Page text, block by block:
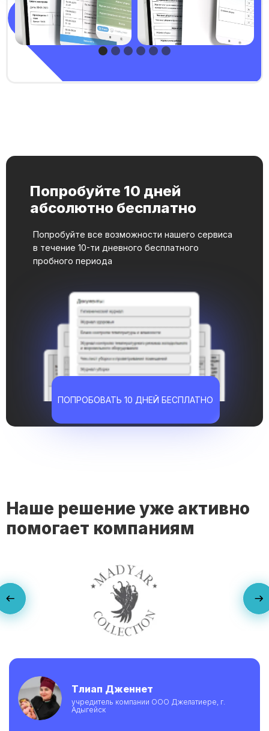
Попробуйте 10 дней
абсолютно бесплатно
Попробуйте все возможности нашего сервиса
в течение 10-ти дневного бесплатного
пробного периода
ПОПРОБОВАТЬ 10 ДНЕЙ БЕСПЛАТНО
Наше решение уже активно
помогает компаниям
Тлиап Дженнет
учредитель компании ООО Джелатиере, г.
Адыгейск